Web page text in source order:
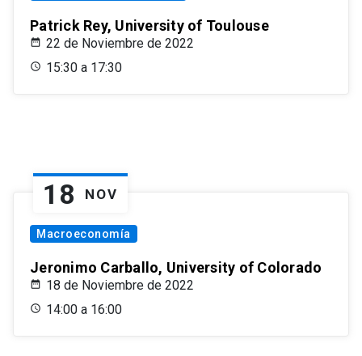
Patrick Rey, University of Toulouse
22 de Noviembre de 2022
15:30 a 17:30
18 NOV
Macroeconomía
Jeronimo Carballo, University of Colorado
18 de Noviembre de 2022
14:00 a 16:00